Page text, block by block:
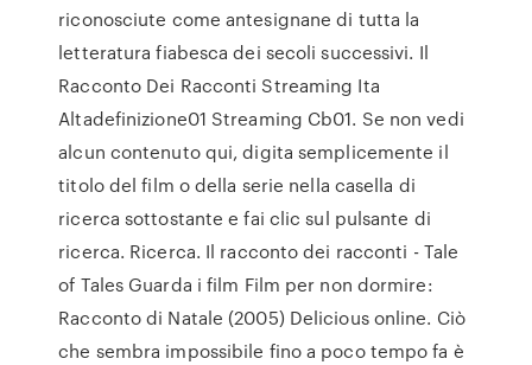
riconosciute come antesignane di tutta la
letteratura fiabesca dei secoli successivi. Il
Racconto Dei Racconti Streaming Ita
Altadefinizione01 Streaming Cb01. Se non vedi
alcun contenuto qui, digita semplicemente il
titolo del film o della serie nella casella di
ricerca sottostante e fai clic sul pulsante di
ricerca. Ricerca. Il racconto dei racconti - Tale
of Tales Guarda i film Film per non dormire:
Racconto di Natale (2005) Delicious online. Ciò
che sembra impossibile fino a poco tempo fa è